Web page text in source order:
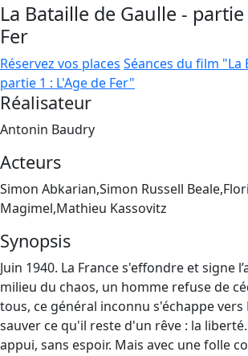
La Bataille de Gaulle - partie
Fer
Réservez vos places Séances du film "La
partie 1 : L'Age de Fer"
Réalisateur
Antonin Baudry
Acteurs
Simon Abkarian,Simon Russell
Magimel,Mathieu Kassovitz
Synopsis
Juin 1940. La France s'effondre et signe
milieu du chaos, un homme refuse de
tous, ce général inconnu s'échappe
sauver ce qu'il reste d'un rêve : la
appui, sans espoir. Mais avec une folle